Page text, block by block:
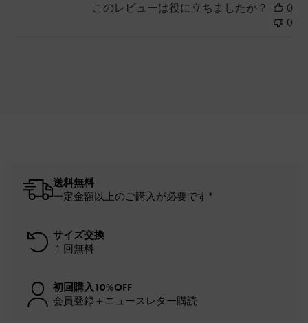
このレビューは役に立ちましたか？
0
0
送料無料
一定金額以上のご購入が必要です*
サイズ交換
１回無料
初回購入10%OFF
会員登録＋ニュースレター購読